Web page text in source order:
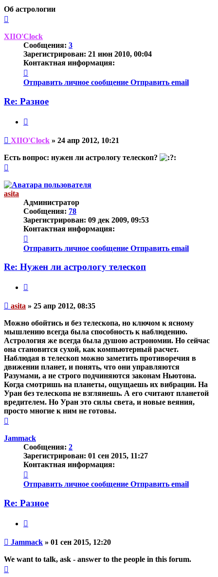
Об астрологии
началу
XIIO'Clock
Сообщения: 3
Зарегистрирован: 21 июн 2010, 00:04
Контактная информация:
информация
пользователя
Отправить личное сообщение Отправить email
Re: Разное
Непрочитанное
XIIO'Clock » 24 апр 2012, 10:21
Есть вопрос: нужен ли астрологу телескоп?
началу
asita
Администратор
Сообщения: 78
Зарегистрирован: 09 дек 2009, 09:53
Контактная информация:
информация
пользователя
Отправить личное сообщение Отправить email
Re: Нужен ли астрологу телескоп
Непрочитанное
asita » 25 апр 2012, 08:35
Можно обойтись и без телескопа, но ключом к ясному
мышлению всегда была способность к наблюдению.
Астрология же всегда была душою астрономии. Но сейчас
она становится сухой, как компьютерный расчет.
Наблюдая в телескоп можно заметить противоречия в
движении планет, и понять, что они управляются
Разумами, а не строго подчиняются законам Ньютона.
Когда смотришь на планеты, ощущаешь их вибрации. На
Уран без телескопа не взглянешь. А его считают планетой
вредителем. Но Уран это силы света, и новые веяния,
просто многие к ним не готовы.
началу
Jammack
Сообщения: 2
Зарегистрирован: 01 сен 2015, 11:27
Контактная информация:
информация
пользователя
Отправить личное сообщение Отправить email
Re: Разное
Непрочитанное
Jammack » 01 сен 2015, 12:20
We want to talk, ask - answer to the people in this forum.